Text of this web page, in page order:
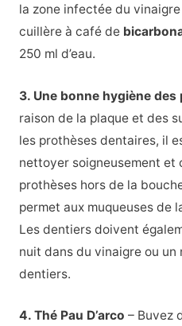
la zone infectée du
cuillère à café de
250 ml d’eau.
3. Une bonne hygiène
raison de la plaque et des
les prothèses dentaires, il
nettoyer soigneusement et
prothèses hors de la
permet aux muqueuses de
Les dentiers doivent
nuit dans du vinaigre ou
dentiers.
4. Thé Pau D’arco – Buvez